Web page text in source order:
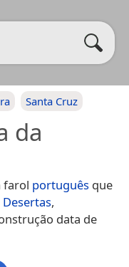
Santa Cruz
da
farol português que
Desertas,
data de